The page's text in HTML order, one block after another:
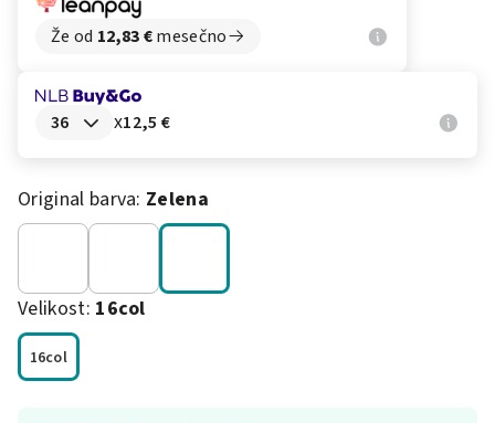
Že od 12,83€mesečno
x12,5 €
Original barva: Zelena
Velikost: 16col
16col